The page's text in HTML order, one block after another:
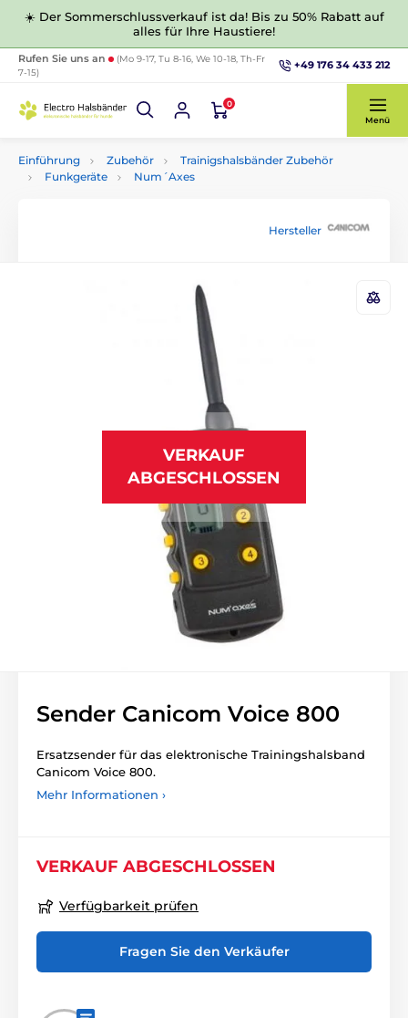
☀️ Der Sommerschlussverkauf ist da! Bis zu 50% Rabatt auf
alles für Ihre Haustiere!
Rufen Sie uns an
(Mo 9-17, Tu 8-16, We 10-18, Th-Fr
7-15)
+49 176 34 433 212
0
Menü
Einführung Zubehör
Trainigshalsbänder Zubehör
Funkgeräte
Num´Axes
Hersteller
VERKAUF
ABGESCHLOSSEN
Sender Canicom Voice 800
Ersatzsender für das elektronische Trainingshalsband
Canicom Voice 800.
Mehr Informationen ›
VERKAUF ABGESCHLOSSEN
Verfügbarkeit prüfen
Fragen Sie den Verkäufer